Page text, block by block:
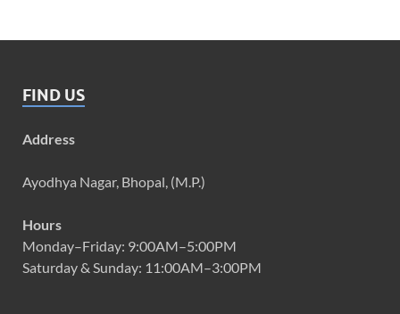
FIND US
Address
Ayodhya Nagar, Bhopal, (M.P.)
Hours
Monday–Friday: 9:00AM–5:00PM
Saturday & Sunday: 11:00AM–3:00PM